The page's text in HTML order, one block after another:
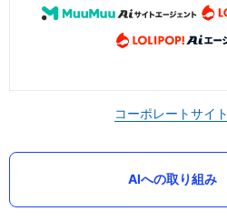
コーポレートサイト
AIへの取り組み